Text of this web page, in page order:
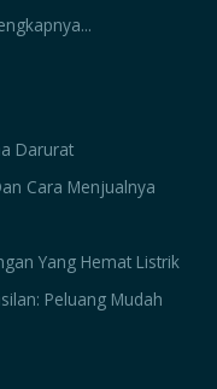
Darurat
Cara Menjualnya
Yang Hemat Listrik
Peluang Mudah